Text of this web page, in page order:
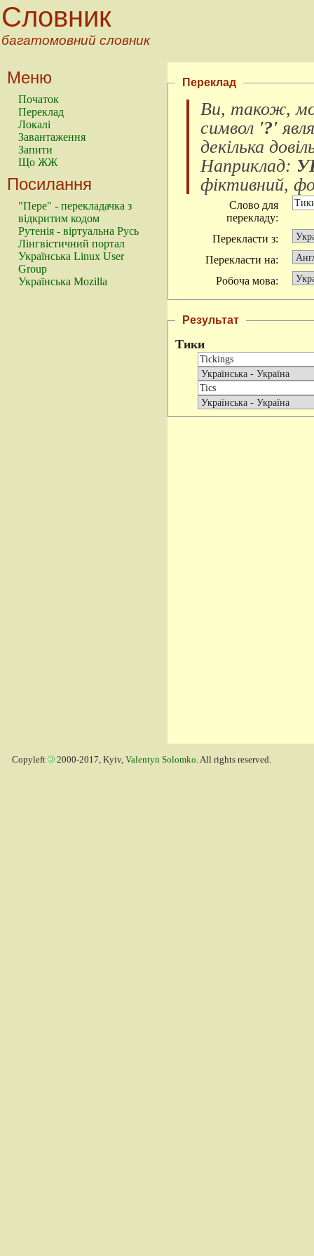
Словник
багатомовний словник
Меню
Початок
Переклад
Локалі
Завантаження
Запити
Що ЖЖ
Посилання
"Пере" - перекладачка з
відкритим кодом
Рутенія - віртуальна Русь
Лінгвістичний портал
Українська Linux User
Group
Українська Mozilla
Переклад
Ви, також,
символ '?'
декілька
Наприклад:
фіктивний,
Слово для
перекладу:
Перекласти з:
Перекласти на:
Робоча мова:
Результат
Тики
Copyleft 2000-2017, Kyiv, Valentyn Solomko. All rights reserved.